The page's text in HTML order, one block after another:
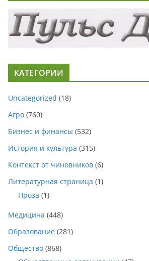
КАТЕГОРИИ
Uncategorized (18)
Агро (760)
Бизнес и финансы (532)
История и культура (315)
Контекст от чиновников (6)
Литературная страница (1)
Проза (1)
Медицина (448)
Образование (281)
Общество (868)